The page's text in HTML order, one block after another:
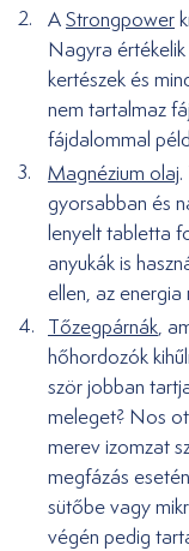
AStrongpower
Nagyra
kertészek és
nem tartalmaz
fájdalommal
Magnézium olaj
gyorsabban és
lenyelt tabletta
anyukák is
ellen, az energia
Tőzegpárnák,
hőhordozók
ször jobban
meleget? Nos
merev izomzat
megfázás
sütőbe vagy
végén pedig